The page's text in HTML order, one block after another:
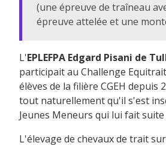
(une épreuve de traîneau
épreuve attelée et une
L'EPLEFPA Edgard Pisani de
participait au Challenge
élèves de la filière CGEH depuis
tout naturellement qu'il s'est
Jeunes Meneurs qui lui fait suite
L'élevage de chevaux de trait